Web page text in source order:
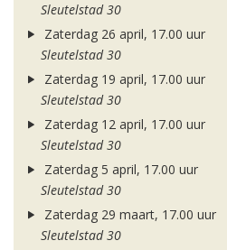
Sleutelstad 30
Zaterdag 26 april, 17.00 uur
Sleutelstad 30
Zaterdag 19 april, 17.00 uur
Sleutelstad 30
Zaterdag 12 april, 17.00 uur
Sleutelstad 30
Zaterdag 5 april, 17.00 uur
Sleutelstad 30
Zaterdag 29 maart, 17.00 uur
Sleutelstad 30